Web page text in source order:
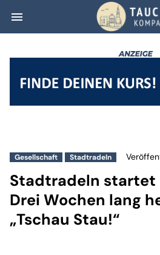
menu
Gesellschaft Stadtradeln
Stadtradeln startet
Drei Wochen lang
„Tschau Stau!“